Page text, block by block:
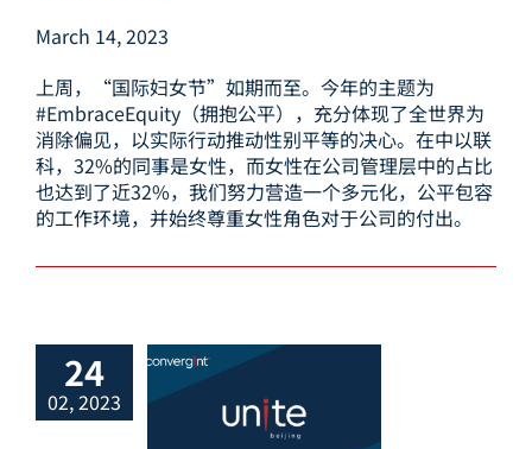
March 14, 2023
上周，“国际妇女节”如期而至。今年的主题为
#EmbraceEquity（拥抱公平），充分体现了全世界为
消除偏见，以实际行动推动性别平等的决心。在中以联
科，32%的同事是女性，而女性在公司管理层中的占比
也达到了近32%，我们努力营造一个多元化，公平包容
的工作环境，并始终尊重女性角色对于公司的付出。
24
02, 2023
年会